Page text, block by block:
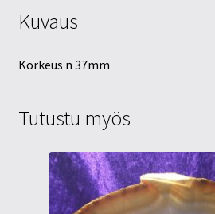
Kuvaus
Korkeus n 37mm
Tutustu myös